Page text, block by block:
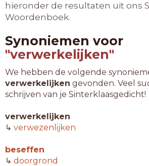
hieronder de resultaten uit ons
Woordenboek.
Synoniemen voor
"verwerkelijken"
We hebben de volgende
verwerkelijken gevonden. Veel
schrijven van je Sinterklaasgedicht!
verwerkelijken
↳ verwezenlijken
beseffen
↳ doorgrond